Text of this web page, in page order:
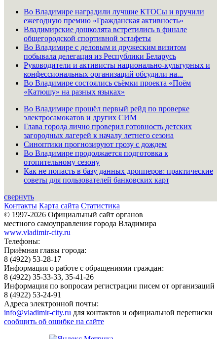
Во Владимире наградили лучшие КТОСы и вручили
ежегодную премию «Гражданская активность»
Владимирские дошколята встретились в финале
общегородской спортивной эстафеты
Во Владимире с деловым и дружеским визитом
побывала делегация из Республики Беларусь
Руководители и активисты национально-культурных и
конфессиональных организаций обсудили на...
Во Владимире состоялись съёмки проекта «Поём
«Катюшу» на разных языках»
Во Владимире прошёл первый рейд по проверке
электросамокатов и других СИМ
Глава города лично проверил готовность детских
загородных лагерей к началу летнего сезона
Синоптики прогнозируют грозу с дождем
Во Владимире продолжается подготовка к
отопительному сезону
Как не попасть в базу данных дропперов: практические
советы для пользователей банковских карт
свернуть
Контакты Карта сайта Статистика
© 1997-2026 Официальный сайт органов
местного самоуправления города Владимира
www.vladimir-city.ru
Телефоны:
Приёмная главы города:
8 (4922) 53-28-17
Информация о работе с обращениями граждан:
8 (4922) 35-33-33, 35-41-26
Информация по вопросам регистрации писем от организаций
8 (4922) 53-24-91
Адреса электронной почты:
info@vladimir-city.ru для контактов и официальной переписки
сообщить об ошибке на сайте